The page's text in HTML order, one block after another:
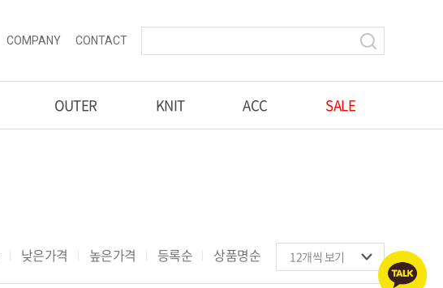
COMPANY CONTACT
OUTER KNIT ACC SALE
낮은가격 높은가격 등록순 상품명순